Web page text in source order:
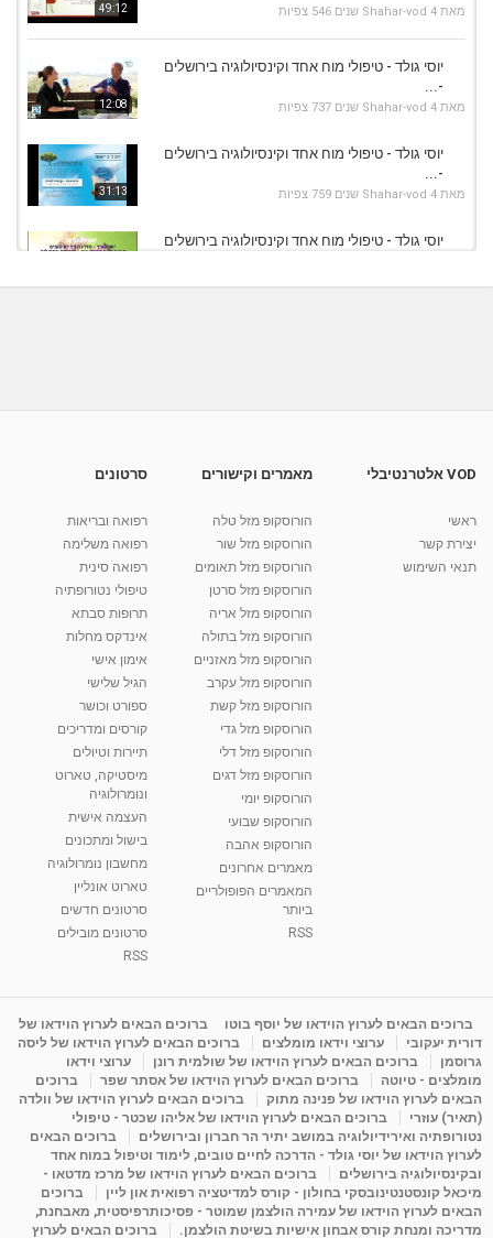
49:12 מאת Shahar-vod 4 שנים 546 צפיות
12:08
יוסי גולד - טיפולי מוח אחד וקינסיולוגיה בירושלים
-...
מאת Shahar-vod 4 שנים 737 צפיות
31:13
יוסי גולד - טיפולי מוח אחד וקינסיולוגיה בירושלים
-...
מאת Shahar-vod 4 שנים 759 צפיות
יוסי גולד - טיפולי מוח אחד וקינסיולוגיה בירושלים
מאת Shahar-vod 4 שנים
10:17
קרין גורן - העוגה המתגלצ’ת ללא קמח
38.5k צפיות
01:37
יוסי שר - מתמחה בשיטת אלכסנדר וטאי צ'י
2,734 צפיות
01:46
רנה רז-גילו -טיפול אנרגטי ויעוץ רוחני - נומרולוגית
2,309 צפיות
05:37
סודות בתאריך הלידה, משמעות חודש הלידה -
ינואר זינה ליבשיץ נומרולוגית
ליסה גרוסמן - המרכז לאימון התנהגותי - קשב
09:12
מדיטציה בדמיון מודרך - היכרות עם האני הפנימי
מאת admin 11 שנים 3,644 צפיות
פנינה מתוק - מרכז "נתיב הלב" בהרצליה-
מדיטציה-התחדשות
Shahar-vod
VOD אלטרנטיבלי
ראשי
יצירת קשר
תנאי השימוש
מאמרים וקישורים
הורוסקופ מזל טלה
הורוסקופ מזל שור
הורוסקופ מזל תאומים
הורוסקופ מזל סרטן
הורוסקופ מזל אריה
הורוסקופ מזל בתולה
הורוסקופ מזל מאזניים
הורוסקופ מזל עקרב
הורוסקופ מזל קשת
הורוסקופ מזל גדי
הורוסקופ מזל דלי
הורוסקופ מזל דגים
הורוסקופ יומי
הורוסקופ שבועי
הורוסקופ אהבה
מאמרים אחרונים
המאמרים הפופולריים
ביותר
RSS
סרטונים
רפואה ובריאות
רפואה משלימה
רפואה סינית
טיפולי נטורופתיה
תרופות סבתא
אינדקס מחלות
אימון אישי
הגיל שלישי
ספורט וכושר
קורסים ומדריכים
תיירות וטיולים
מיסטיקה, טארוט
ונומרולוגיה
העצמה אישית
בישול ומתכונים
מחשבון נומרולוגיה
טארוט אונליין
סרטונים חדשים
סרטונים מובילים
RSS
ברוכים הבאים לערוץ הוידאו של יוסף בוטו
ברוכים הבאים לערוץ הוידאו של
דורית יעקובי
ערוצי וידאו מומלצים
ברוכים הבאים לערוץ הוידאו של ליסה
גרוסמן
ברוכים הבאים לערוץ הוידאו של שולמית רונן
ערוצי וידאו
מומלצים - טיוטה
ברוכים הבאים לערוץ הוידאו של אסתר שפר
ברוכים
הבאים לערוץ הוידאו של פנינה מתוק
ברוכים הבאים לערוץ הוידאו של וולדה
(תאיר) עוזרי
ברוכים הבאים לערוץ הוידאו של אליהו שכטר - טיפולי
נטורופתיה ואירידיולוגיה במושב יתיר הר חברון ובירושלים
ברוכים הבאים
לערוץ הוידאו של יוסי גולד - הדרכה לחיים טובים, לימוד וטיפול במוח אחד
ובקינסיולוגיה בירושלים
ברוכים הבאים לערוץ הוידאו של מרכז מדטאו -
מיכאל קונסטנטינובסקי בחולון - קורס למדיטציה רפואית און ליין
ברוכים
הבאים לערוץ הוידאו של עמירה הולצמן שמוטר - פסיכותרפיסטית, מאבחנת,
מדריכה ומנחת קורס אבחון אישיות בשיטת הולצמן.
ברוכים הבאים לערוץ